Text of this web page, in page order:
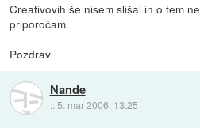
Creativovih še nisem slišal in o tem
priporočam.
Pozdrav
Nande
:: 5. mar 2006, 13:25